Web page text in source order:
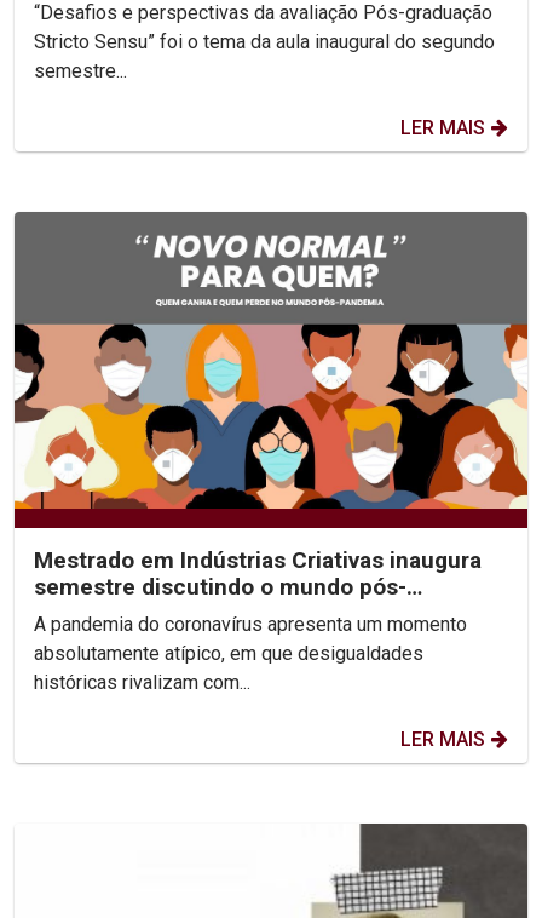
“Desafios e perspectivas da avaliação Pós-graduação
Stricto Sensu” foi o tema da aula inaugural do segundo
semestre...
LER MAIS
Mestrado em Indústrias Criativas inaugura
semestre discutindo o mundo pós-
pandemia
A pandemia do coronavírus apresenta um momento
absolutamente atípico, em que desigualdades
históricas rivalizam com...
LER MAIS